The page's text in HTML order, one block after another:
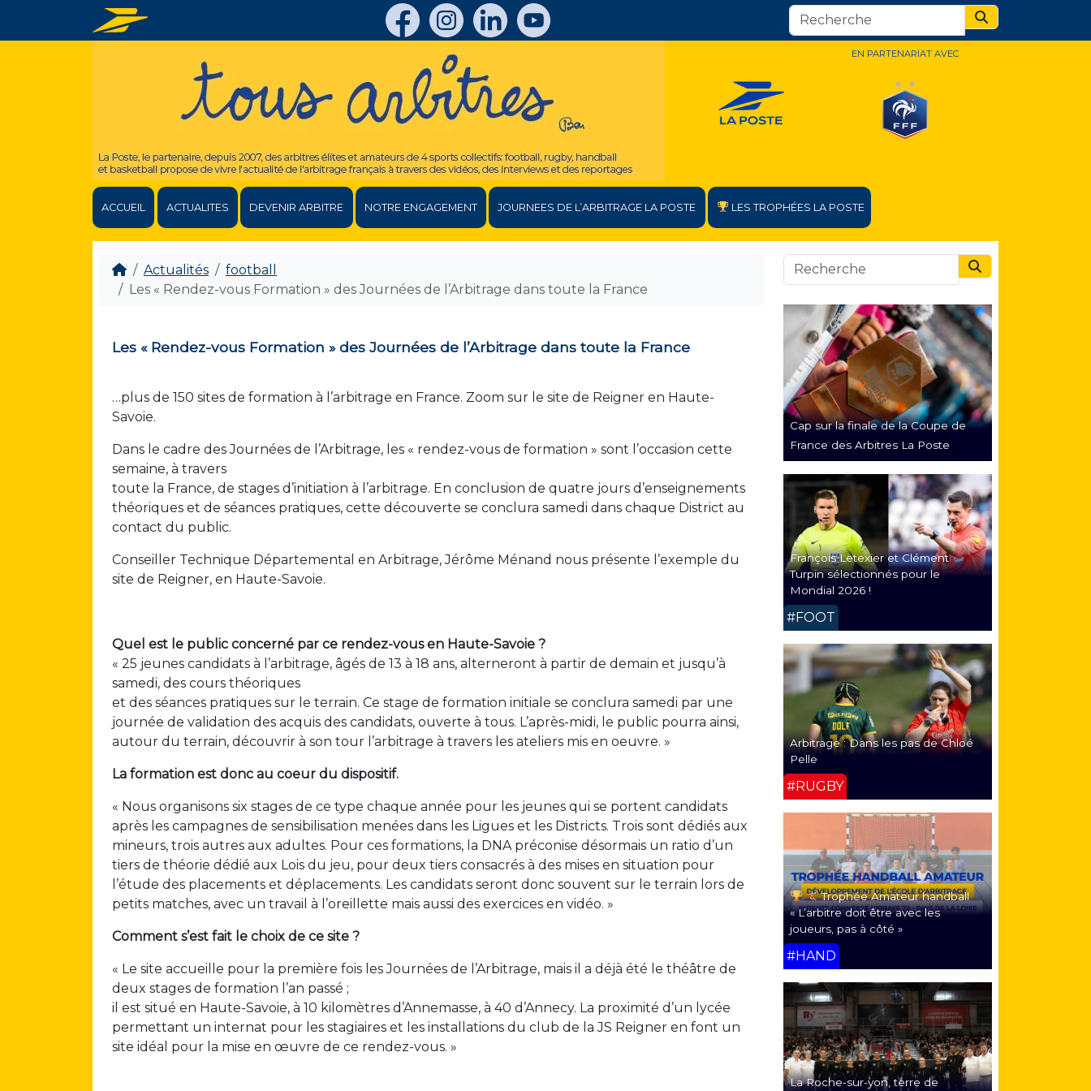
Search
EN PARTENARIAT AVEC
ACCUEIL ACTUALITES DEVENIR ARBITRE NOTRE ENGAGEMENT JOURNEES DE L’ARBITRAGE LA POSTE LES TROPHÉES LA POSTE
Actualités
football
Les « Rendez-vous Formation » des Journées de l’Arbitrage dans toute la France
Les « Rendez-vous Formation » des Journées de l’Arbitrage dans toute la France
…plus de 150 sites de formation à l’arbitrage en France. Zoom sur le site de Reigner en Haute-
Savoie.
Dans le cadre des Journées de l’Arbitrage, les « rendez-vous de formation » sont l’occasion cette
semaine, à travers
toute la France, de stages d’initiation à l’arbitrage. En conclusion de quatre jours d’enseignements
théoriques et de séances pratiques, cette découverte se conclura samedi dans chaque District au
contact du public.
Conseiller Technique Départemental en Arbitrage, Jérôme Ménand nous présente l’exemple du
site de Reigner, en Haute-Savoie.
Quel est le public concerné par ce rendez-vous en Haute-Savoie ?
« 25 jeunes candidats à l’arbitrage, âgés de 13 à 18 ans, alterneront à partir de demain et jusqu’à
samedi, des cours théoriques
et des séances pratiques sur le terrain. Ce stage de formation initiale se conclura samedi par une
journée de validation des acquis des candidats, ouverte à tous. L’après-midi, le public pourra ainsi,
autour du terrain, découvrir à son tour l’arbitrage à travers les ateliers mis en oeuvre. »
La formation est donc au coeur du dispositif.
« Nous organisons six stages de ce type chaque année pour les jeunes qui se portent candidats
après les campagnes de sensibilisation menées dans les Ligues et les Districts. Trois sont dédiés aux
mineurs, trois autres aux adultes. Pour ces formations, la DNA préconise désormais un ratio d’un
tiers de théorie dédié aux Lois du jeu, pour deux tiers consacrés à des mises en situation pour
l’étude des placements et déplacements. Les candidats seront donc souvent sur le terrain lors de
petits matches, avec un travail à l’oreillette mais aussi des exercices en vidéo. »
Comment s’est fait le choix de ce site ?
« Le site accueille pour la première fois les Journées de l’Arbitrage, mais il a déjà été le théâtre de
deux stages de formation l’an passé ;
il est situé en Haute-Savoie, à 10 kilomètres d’Annemasse, à 40 d’Annecy. La proximité d’un lycée
permettant un internat pour les stagiaires et les installations du club de la JS Reigner en font un
site idéal pour la mise en œuvre de ce rendez-vous. »
Search
Cap sur la finale de la Coupe de
France des Arbitres La Poste
François Letexier et Clément
Turpin sélectionnés pour le
Mondial 2026 !
#FOOT
Arbitrage : Dans les pas de Chloé
Pelle
#RUGBY
Trophée Amateur handball
« L’arbitre doit être avec les
joueurs, pas à côté »
#HAND
La Roche-sur-yon, terre de